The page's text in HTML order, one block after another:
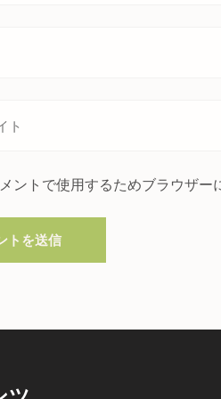
ントで使用するためブラウザー